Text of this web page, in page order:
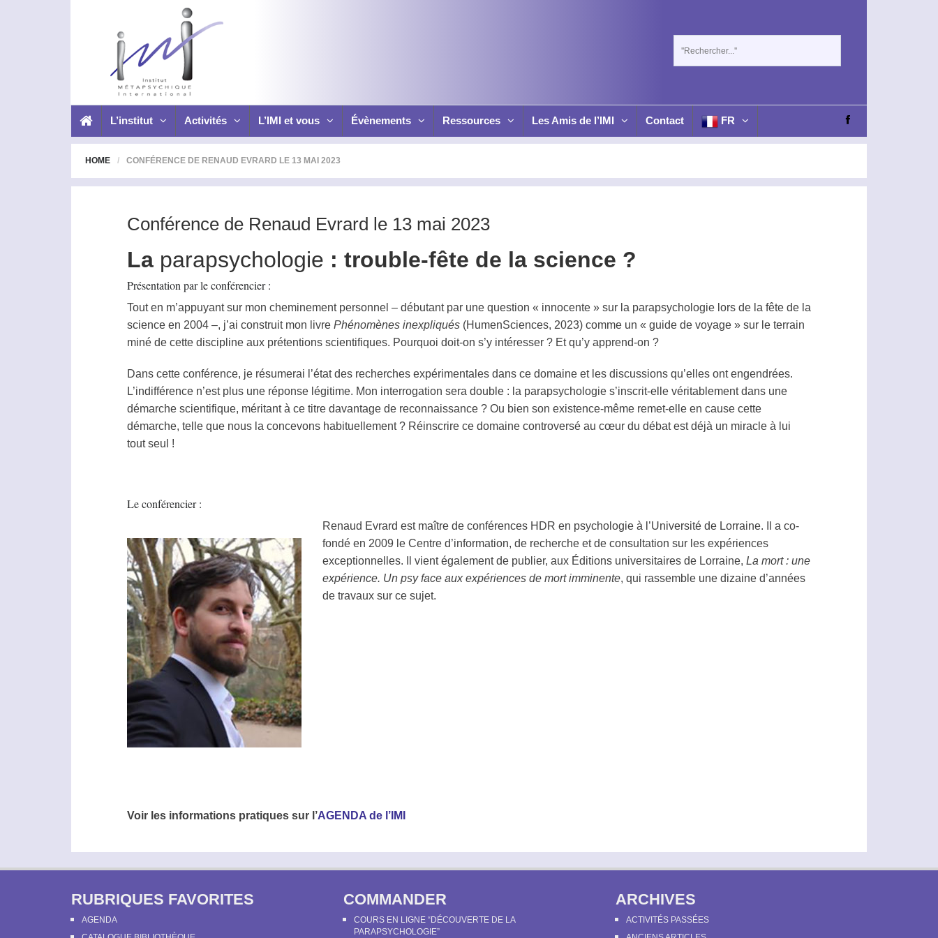
L’institut Activités L’IMI et vous Évènements Ressources Les Amis de l’IMI Contact FR
HOME CONFÉRENCE DE RENAUD EVRARD LE 13 MAI 2023
Conférence de Renaud Evrard le 13 mai 2023
La parapsychologie : trouble-fête de la science ?
Présentation par le conférencier :
Tout en m’appuyant sur mon cheminement personnel – débutant par une question « innocente » sur la parapsychologie lors de la fête de la
science en 2004 –, j’ai construit mon livre Phénomènes inexpliqués (HumenSciences, 2023) comme un « guide de voyage » sur le terrain
miné de cette discipline aux prétentions scientifiques. Pourquoi doit-on s’y intéresser ? Et qu’y apprend-on ?
Dans cette conférence, je résumerai l’état des recherches expérimentales dans ce domaine et les discussions qu’elles ont engendrées.
L’indifférence n’est plus une réponse légitime. Mon interrogation sera double : la parapsychologie s’inscrit-elle véritablement dans une
démarche scientifique, méritant à ce titre davantage de reconnaissance ? Ou bien son existence-même remet-elle en cause cette
démarche, telle que nous la concevons habituellement ? Réinscrire ce domaine controversé au cœur du débat est déjà un miracle à lui
tout seul !
Le conférencier :
Renaud Evrard est maître de conférences HDR en psychologie à l’Université de Lorraine. Il a co-
fondé en 2009 le Centre d’information, de recherche et de consultation sur les expériences
exceptionnelles. Il vient également de publier, aux Éditions universitaires de Lorraine, La mort : une
expérience. Un psy face aux expériences de mort imminente, qui rassemble une dizaine d’années
de travaux sur ce sujet.
Voir les informations pratiques sur l’AGENDA de l’IMI
RUBRIQUES FAVORITES
AGENDA
COMMANDER
COURS EN LIGNE “DÉCOUVERTE DE LA
PARAPSYCHOLOGIE”
ARCHIVES
ACTIVITÉS PASSÉES